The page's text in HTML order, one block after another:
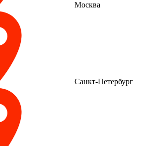
Москва
Санкт-Петербург